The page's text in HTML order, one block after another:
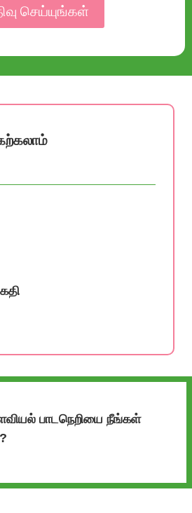
செய்யுங்கள்
பாடநெறியை நீங்கள்
?